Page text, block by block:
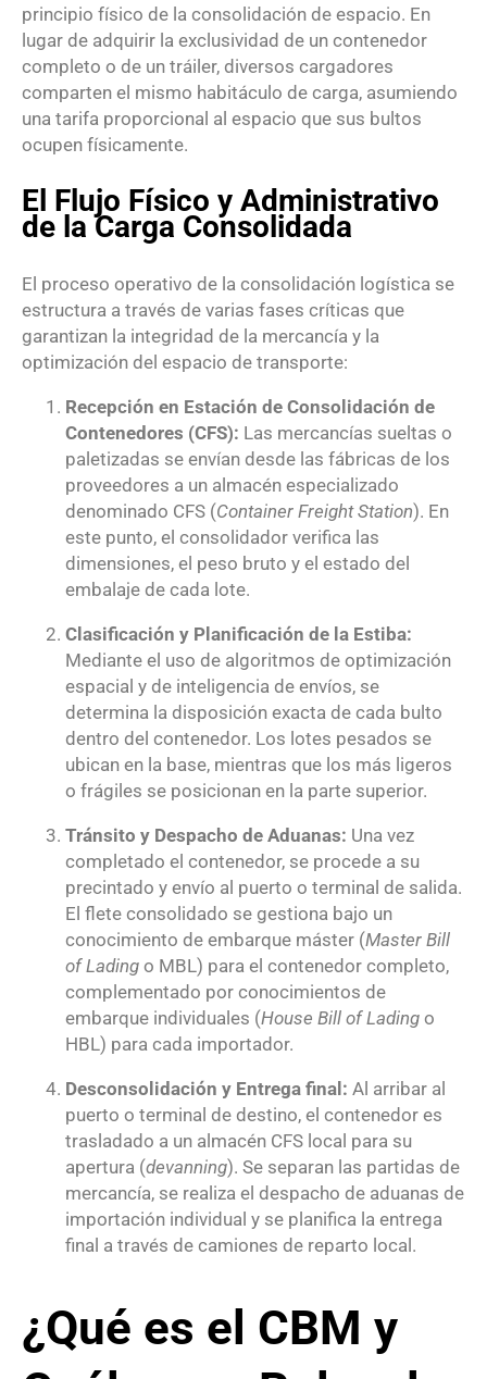
principio físico de la consolidación de espacio. En
lugar de adquirir la exclusividad de un contenedor
completo o de un tráiler, diversos cargadores
comparten el mismo habitáculo de carga, asumiendo
una tarifa proporcional al espacio que sus bultos
ocupen físicamente.
El Flujo Físico y Administrativo
de la Carga Consolidada
El proceso operativo de la consolidación logística se
estructura a través de varias fases críticas que
garantizan la integridad de la mercancía y la
optimización del espacio de transporte:
Recepción en Estación de Consolidación de
Contenedores (CFS): Las mercancías sueltas o
paletizadas se envían desde las fábricas de los
proveedores a un almacén especializado
denominado CFS (Container Freight Station). En
este punto, el consolidador verifica las
dimensiones, el peso bruto y el estado del
embalaje de cada lote.
Clasificación y Planificación de la Estiba:
Mediante el uso de algoritmos de optimización
espacial y de inteligencia de envíos, se
determina la disposición exacta de cada bulto
dentro del contenedor. Los lotes pesados se
ubican en la base, mientras que los más ligeros
o frágiles se posicionan en la parte superior.
Tránsito y Despacho de Aduanas: Una vez
completado el contenedor, se procede a su
precintado y envío al puerto o terminal de salida.
El flete consolidado se gestiona bajo un
conocimiento de embarque máster (Master Bill
of Lading o MBL) para el contenedor completo,
complementado por conocimientos de
embarque individuales (House Bill of Lading o
HBL) para cada importador.
Desconsolidación y Entrega final: Al arribar al
puerto o terminal de destino, el contenedor es
trasladado a un almacén CFS local para su
apertura (devanning). Se separan las partidas de
mercancía, se realiza el despacho de aduanas de
importación individual y se planifica la entrega
final a través de camiones de reparto local.
¿Qué es el CBM y